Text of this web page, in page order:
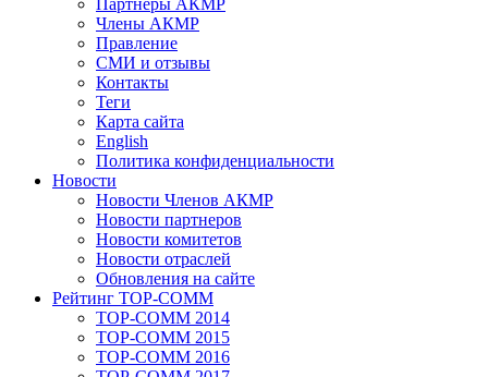
Партнеры АКМР
Члены АКМР
Правление
СМИ и отзывы
Контакты
Теги
Карта сайта
English
Политика конфиденциальности
Новости
Новости Членов АКМР
Новости партнеров
Новости комитетов
Новости отраслей
Обновления на сайте
Рейтинг TOP-COMM
TOP-COMM 2014
TOP-COMM 2015
TOP-COMM 2016